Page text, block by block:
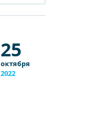
25
октября
2022